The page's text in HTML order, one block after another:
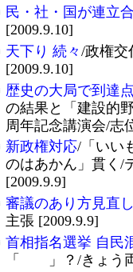
民・社・国が連立
[2009.9.10]
天下り 続々 /政権
[2009.9.10]
歴史の大局で到達
の結果と「建設的
周年記念講演会/志
新政権対応/「いい
のはあかん」貫く/
[2009.9.9]
審議のあり方見直
主張 [2009.9.9]
首相指名選挙 自民
「 」？/きょう両